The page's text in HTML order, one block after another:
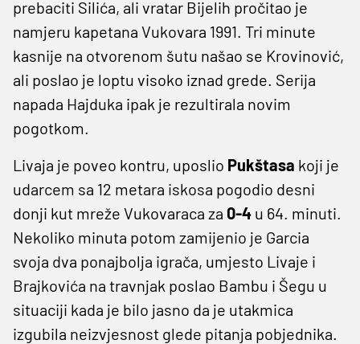
prebaciti Silića, ali vratar Bijelih pročitao je
namjeru kapetana Vukovara 1991. Tri minute
kasnije na otvorenom šutu našao se Krovinović,
ali poslao je loptu visoko iznad grede. Serija
napada Hajduka ipak je rezultirala novim
pogotkom.
Livaja je poveo kontru, uposlio Pukštasa koji je
udarcem sa 12 metara iskosa pogodio desni
donji kut mreže Vukovaraca za 0-4 u 64. minuti.
Nekoliko minuta potom zamijenio je Garcia
svoja dva ponajbolja igrača, umjesto Livaje i
Brajkovića na travnjak poslao Bambu i Šegu u
situaciji kada je bilo jasno da je utakmica
izgubila neizvjesnost glede pitanja pobjednika.